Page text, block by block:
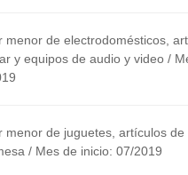
menor de electrodomésticos,
y equipos de audio y video /
menor de juguetes, artículos de
/ Mes de inicio: 07/2019